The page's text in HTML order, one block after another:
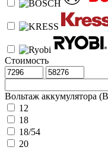
Стоимость
Вольтаж аккумулятора
12
18
18/54
20